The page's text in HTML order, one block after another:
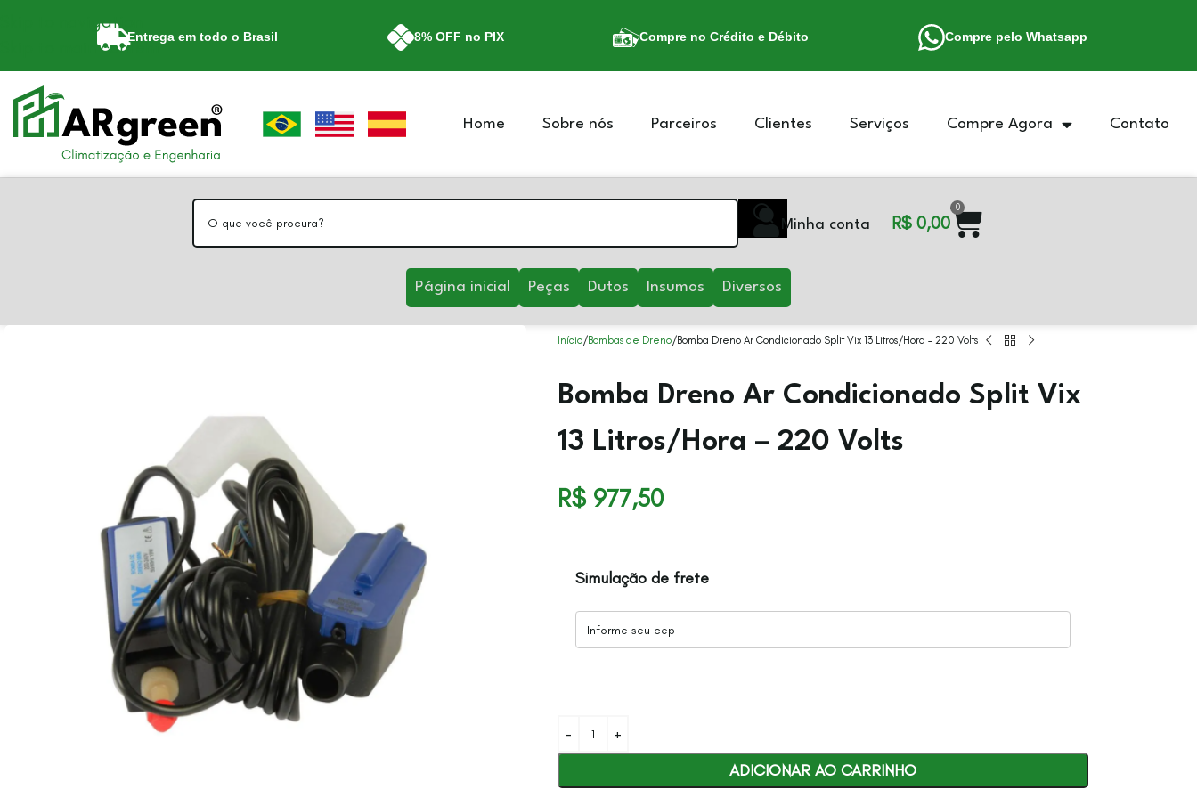
Skip to navigation
Skip to main content
Entrega em todo o Brasil 8% OFF no PIX Compre no Crédito e Débito Compre pelo Whatsapp
Home Sobre nós Parceiros Clientes Serviços Compre Agora Contato
Minha conta R$ 0,00
0
Página inicial Peças Dutos Insumos Diversos
Início Bombas de Dreno Bomba Dreno Ar Condicionado Split Vix 13 Litros/Hora – 220 Volts
Bomba Dreno Ar Condicionado Split Vix
13 Litros/Hora – 220 Volts
R$977,50
Simulação de frete
ADICIONAR AO CARRINHO